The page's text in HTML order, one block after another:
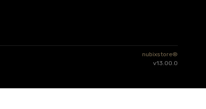
nubixstore®
v13.00.0